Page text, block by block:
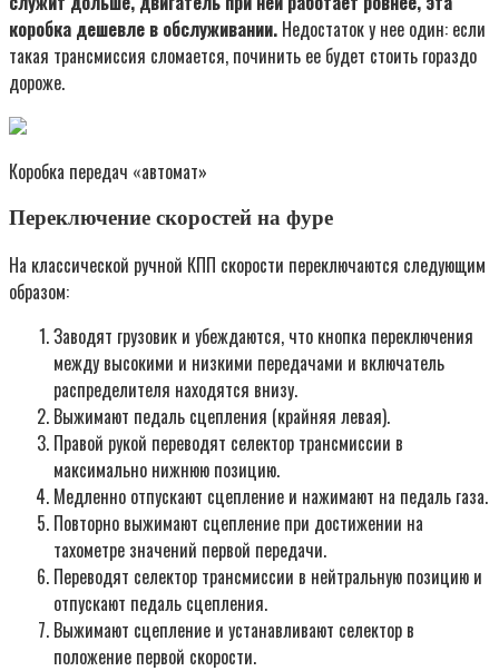
коробка дешевле в обслуживании. Недостаток у нее один: если
такая трансмиссия сломается, починить ее будет стоить гораздо
дороже.
Коробка передач «автомат»
Переключение скоростей на фуре
На классической ручной КПП скорости переключаются следующим
образом:
Заводят грузовик и убеждаются, что кнопка переключения
между высокими и низкими передачами и включатель
распределителя находятся внизу.
Выжимают педаль сцепления (крайняя левая).
Правой рукой переводят селектор трансмиссии в
максимально нижнюю позицию.
Медленно отпускают сцепление и нажимают на педаль газа.
Повторно выжимают сцепление при достижении на
тахометре значений первой передачи.
Переводят селектор трансмиссии в нейтральную позицию и
отпускают педаль сцепления.
Выжимают сцепление и устанавливают селектор в
положение первой скорости.